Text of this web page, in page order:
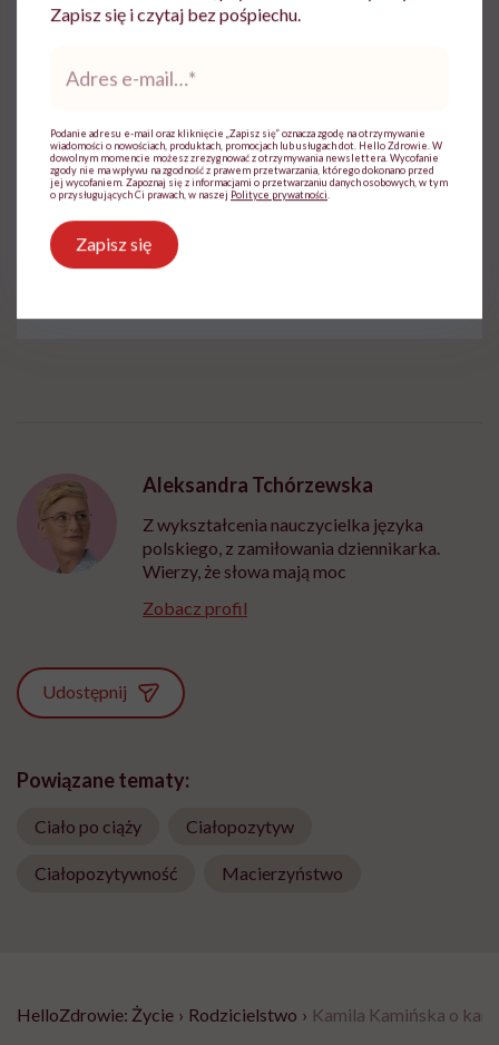
Do wyświetlenia tego materiału z zewnętrznego
serwisu (Instagram, Facebook, YouTube, itp.)
wymagana jest zgoda na pliki cookie.
Aleksandra Tchórzewska
Z wykształcenia nauczycielka języka
polskiego, z zamiłowania dziennikarka.
Wierzy, że słowa mają moc
Zobacz profil
Udostępnij
Powiązane tematy:
Ciało po ciąży Ciałopozytyw
Ciałopozytywność Macierzyństwo
HelloZdrowie: Życie › Rodzicielstwo › Kamila Kamińska o
Zapisz się i czytaj bez pośpiechu.
mail*
Podanie adresu e-mail oraz kliknięcie „Zapisz się” oznacza zgodę na otrzymywanie
wiadomości o nowościach, produktach, promocjach lub usługach dot. Hello Zdrowie. W
dowolnym momencie możesz zrezygnować z otrzymywania newslettera. Wycofanie
zgody nie ma wpływu na zgodność z prawem przetwarzania, którego dokonano przed
jej wycofaniem. Zapoznaj się z informacjami o przetwarzaniu danych osobowych, w tym
o przysługujących Ci prawach, w naszej Polityce prywatności
Zapisz się